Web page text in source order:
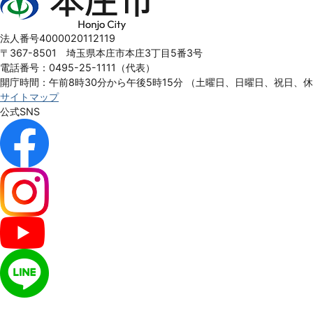
庄
Honjo
City
法人番号4000020112119
〒367-8501 埼玉県本庄市本庄3丁目5番3号
電話番号：0495-25-1111（代表）
開庁時間：午前8時30分から午後5時15分
（土曜日、日曜日、祝日、
サイトマップ
公式SNS